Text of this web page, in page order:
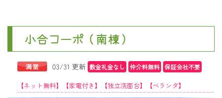
小合コーポ（南棟）
03/31 更新 敷金礼金なし 仲介料無料 保証会社不要
【ネット無料】【家電付き】【独立洗面台】【ベランダ】